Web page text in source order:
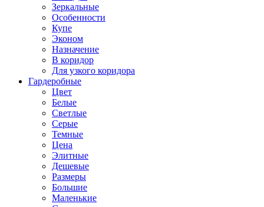
Зеркальные
Особенности
Купе
Эконом
Назначение
В коридор
Для узкого коридора
Гардеробные
Цвет
Белые
Светлые
Серые
Темные
Цена
Элитные
Дешевые
Размеры
Большие
Маленькие